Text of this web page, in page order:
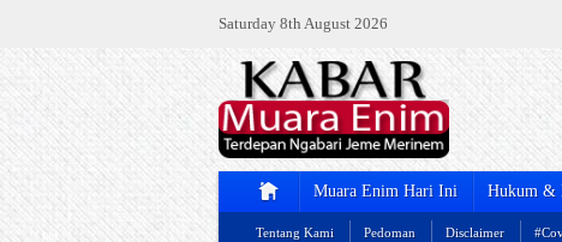
Saturday 8th August 2026
Muara Enim Hari Ini Hukum &
Tentang Kami Pedoman Disclaimer